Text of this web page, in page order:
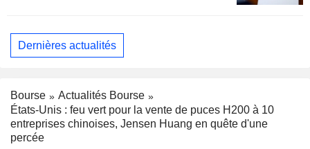
Dernières actualités
Bourse
Actualités Bourse
États-Unis : feu vert pour la vente de puces H200 à 10
entreprises chinoises, Jensen Huang en quête d'une
percée